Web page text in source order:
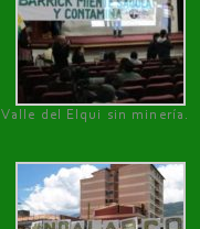
Valle del Elqui sin minería.